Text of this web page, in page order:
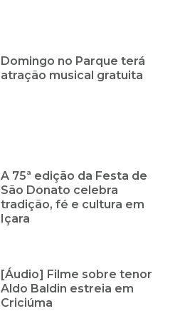
Domingo no Parque terá
atração musical gratuita
A 75ª edição da Festa de
São Donato celebra
tradição, fé e cultura em
Içara
[Áudio] Filme sobre tenor
Aldo Baldin estreia em
Criciúma